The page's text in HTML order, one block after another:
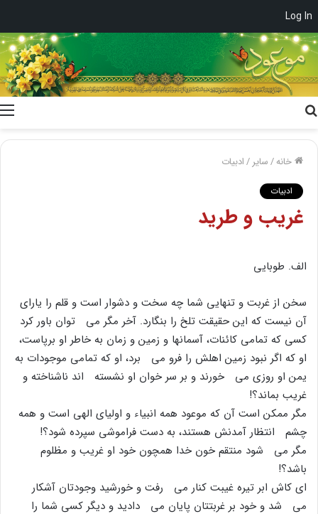
Log In
خانه/سایر /ادبیات
ادبیات
غریب و طرید
الف. طوبایى
سخن از غربت و تنهایى شما چه سخت و دشوار است و قلم را یاراى
آن نیست که این حقیقت تلخ را بنگارد. آخر مگر مى توان باور کرد
کسى که تمامى کائنات، آسمانها و زمین و زمان به خاطر او برپاست،
او که اگر نبود زمین اهلش را فرو مى برد، او که تمامى موجودات به
یمن او روزى مى خورند و بر سر خوان او نشسته اند ناشناخته و
غریب بماند؟!
مگر ممکن است آن که موعود همه انبیاء و اولیاى الهى است و همه
چشم انتظار آمدنش هستند، به دست فراموشى سپرده شود؟!
مگر مى شود منتقم خون خدا همچون خود او غریب و مظلوم
باشد؟!
اى کاش ابر تیره غیبت کنار مى رفت و خورشید وجودتان آشکار
مى شد و خود بر غربتتان پایان مى دادید و دیگر کسى شما را